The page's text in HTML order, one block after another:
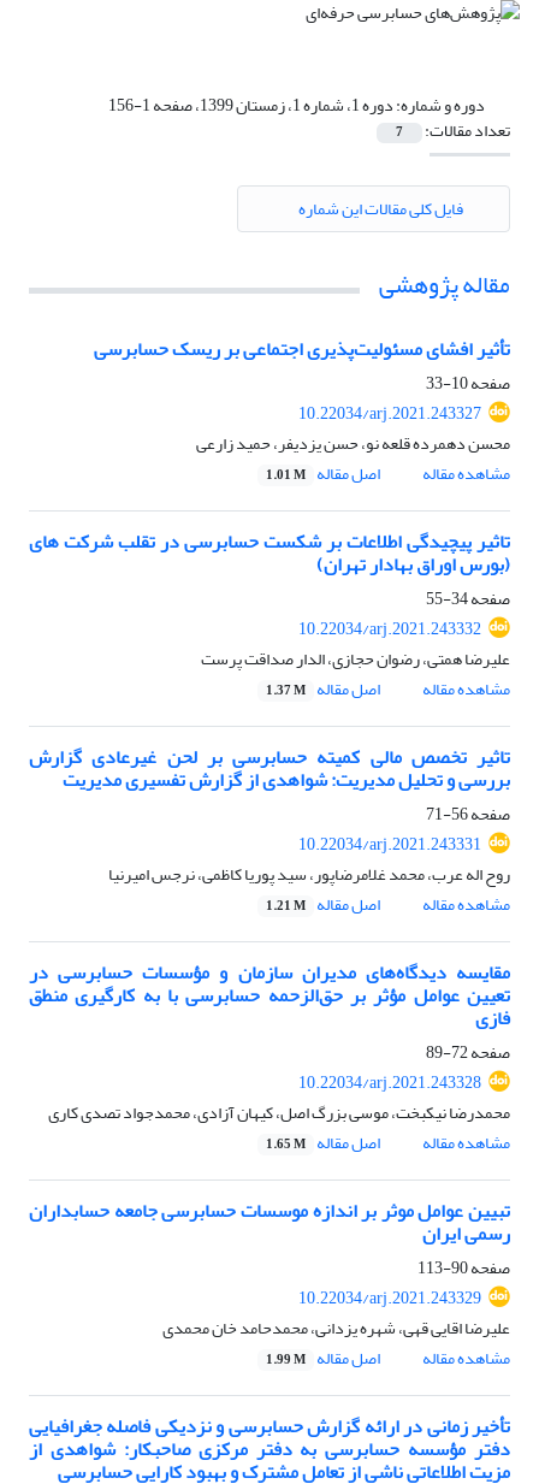
دوره و شماره:دوره 1، شماره 1، زمستان 1399، صفحه 1-156
تعداد مقالات: 7
فایل کلی مقالات این شماره
مقاله پژوهشی
تأثیر افشای مسئولیت‌پذیری اجتماعی بر ریسک حسابرسی
صفحه10-33
10.22034/arj.2021.243327
محسن دهمرده قلعه نو، حسن یزدیفر، حمید زارعی
مشاهده مقاله
اصل مقاله 1.01 M
تاثیر پیچیدگی اطلاعات بر شکست حسابرسی در تقلب شرکت های
(بورس اوراق بهادار تهران)
صفحه34-55
10.22034/arj.2021.243332
علیرضا همتی، رضوان حجازی، الدار صداقت پرست
مشاهده مقاله
اصل مقاله 1.37 M
تاثیر تخصص مالی کمیته حسابرسی بر لحن غیرعادی گزارش
بررسی و تحلیل مدیریت: شواهدی از گزارش تفسیری مدیریت
صفحه56-71
10.22034/arj.2021.243331
روح اله عرب، محمد غلامرضاپور، سید پوریا کاظمی، نرجس امیرنیا
مشاهده مقاله
اصل مقاله 1.21 M
مقایسه دیدگاه‌‏های مدیران سازمان و مؤسسات حسابرسی در
تعیین عوامل مؤثر بر حق‌الزحمه حسابرسی با به کارگیری منطق
فازی
صفحه72-89
10.22034/arj.2021.243328
محمدرضا نیکبخت، موسی بزرگ اصل، کیهان آزادی، محمدجواد تصدی کاری
مشاهده مقاله
اصل مقاله 1.65 M
تبیین عوامل موثر بر اندازه موسسات حسابرسی جامعه حسابداران
رسمی ایران
صفحه90-113
10.22034/arj.2021.243329
علیرضا اقایی قهی، شهره یزدانی، محمدحامد خان محمدی
مشاهده مقاله
اصل مقاله 1.99 M
تأخیر زمانی در ارائه گزارش حسابرسی و نزدیکی فاصله جغرافیایی
دفتر مؤسسه حسابرسی به دفتر مرکزی صاحبکار: شواهدی از
مزیت اطلاعاتی ناشی از تعامل مشترک و بهبود کارایی حسابرسی